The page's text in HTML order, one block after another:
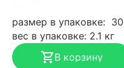
размер в упаковке:
вес в упаковке: 2.1 кг
В корзину